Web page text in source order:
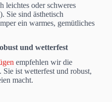
leichtes oder schweres
Sie sind ästhetisch
ein warmes, gemütliches
und wetterfest
empfehlen wir die
. Sie ist wetterfest und robust,
macht.